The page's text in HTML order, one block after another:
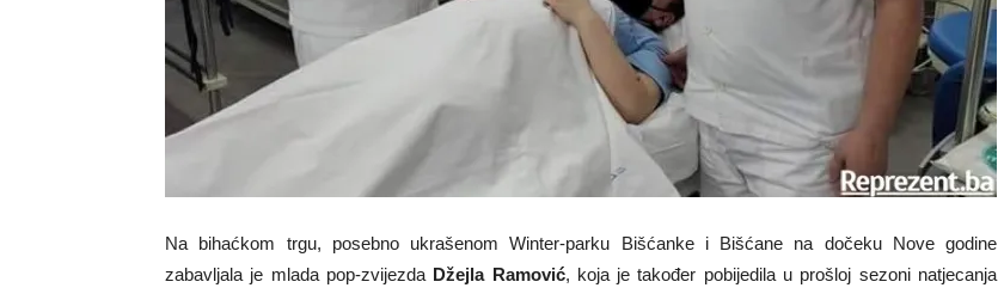
Na bihaćkom trgu, posebno ukrašenom Winter-parku Bišćanke i Bišćane na dočeku Nove godine
zabavljala je mlada pop-zvijezda Džejla Ramović, koja je također pobijedila u prošloj sezoni natjecanja